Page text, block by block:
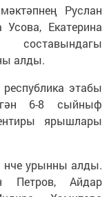
Руслан
Екатерина
алды.
этабы
6-8 сыйныф
ярышлары
нче урынны алды.
Петров, Айдар